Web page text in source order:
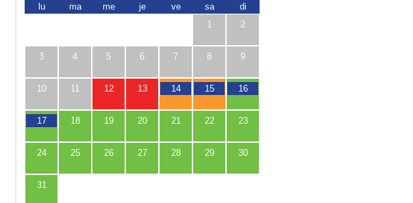
lu ma me je ve sa
di
1
2
3 4 5 6 7 8 9
10 11 12 13 14 15 16
17 18 19 20 21 22 23
24 25 26 27 28 29 30
31